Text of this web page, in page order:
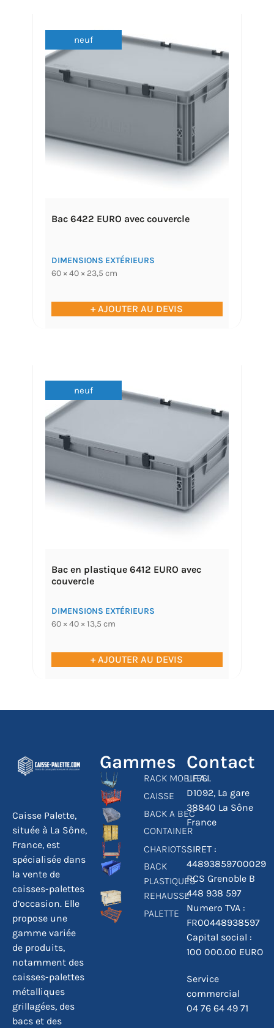
neuf
Bac 6422 EURO avec couvercle
DIMENSIONS EXTÉRIEURS
60 × 40 × 23,5 cm
+ AJOUTER AU DEVIS
neuf
Bac en plastique 6412 EURO avec
couvercle
DIMENSIONS EXTÉRIEURS
60 × 40 × 13,5 cm
+ AJOUTER AU DEVIS
Caisse Palette,
située à La Sône,
France, est
spécialisée dans
la vente de
caisses-palettes
d’occasion. Elle
propose une
gamme variée
de produits,
notamment des
caisses-palettes
métalliques
grillagées, des
bacs et des
Gammes
RACK MOBILES
CAISSE
BACK A BEC
CONTAINER
CHARIOTS
BACK
PLASTIQUES
REHAUSSE
PALETTE
Contact
L.F.A.I.
D1092, La gare
38840 La Sône
France
SIRET :
44893859700029
RCS Grenoble B
448 938 597
Numero TVA :
FR00448938597
Capital social :
100 000.00 EURO
Service
commercial
04 76 64 49 71